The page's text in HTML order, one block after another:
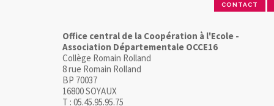
CONTACT
Office central de la Coopération à l'Ecole -
Association Départementale OCCE16
Collège Romain Rolland
8 rue Romain Rolland
BP 70037
16800 SOYAUX
T : 05.45.95.95.75